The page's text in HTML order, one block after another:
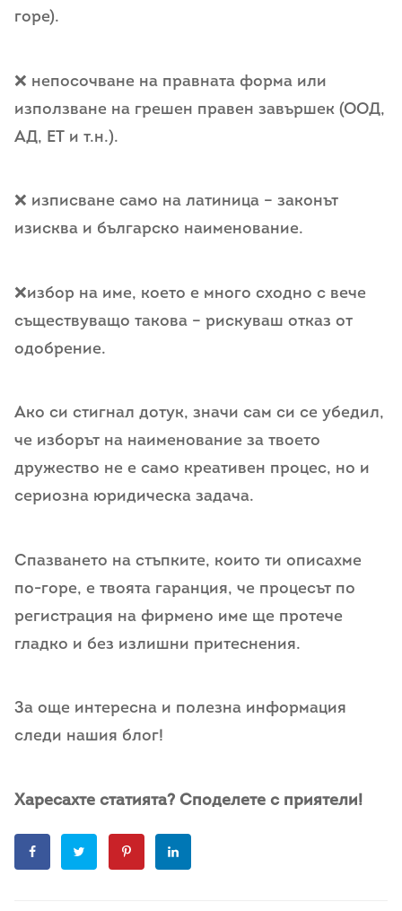
горе).
❌ непосочване на правната форма или
използване на грешен правен завършек (ООД,
АД, ЕТ и т.н.).
❌ изписване само на латиница – законът
изисква и българско наименование.
❌избор на име, което е много сходно с вече
съществуващо такова – рискуваш отказ от
одобрение.
Ако си стигнал дотук, значи сам си се убедил,
че изборът на наименование за твоето
дружество не е само креативен процес, но и
сериозна юридическа задача.
Спазването на стъпките, които ти описахме
по-горе, е твоята гаранция, че процесът по
регистрация на фирмено име ще протече
гладко и без излишни притеснения.
За още интересна и полезна информация
следи нашия блог!
Харесахте статията? Споделете с приятели!